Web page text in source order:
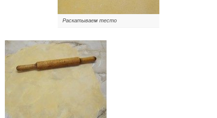
Раскатываем тесто